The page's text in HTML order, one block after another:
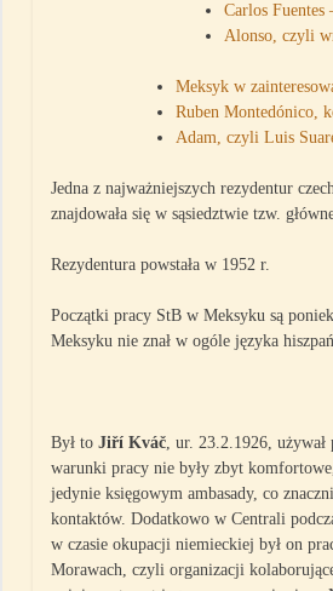
Carlos Fuentes
Alonso, czyli
Meksyk w
Ruben Montedónico,
Adam, czyli Luis
Jedna z najważniejszych rezydentur
znajdowała się w sąsiedztwie tzw.
Rezydentura powstała w 1952 r.
Początki pracy StB w Meksyku są
Meksyku nie znał w ogóle języka
Był toJiří Kváč, ur. 23.2.1926, używał
warunki pracy nie były zbyt
jedynie księgowym ambasady, co
kontaktów. Dodatkowo w Centrali
w czasie okupacji niemieckiej był on
Morawach, czyli organizacji